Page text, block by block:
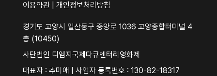
이용약관 개인정보처리방침
경기도 고양시 일산동구 중앙로 1036 고양종합터미널 4
층 (10450)
사단법인 디엠지국제다큐멘터리영화제
대표자 : 추미애 | 사업자 등록번호 : 130-82-18317